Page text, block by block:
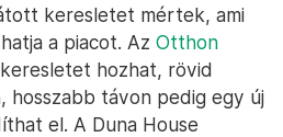
keresletet mértek, ami
a piacot. Az Otthon
hozhat, rövid
hosszabb távon pedig egy új
el. A Duna House